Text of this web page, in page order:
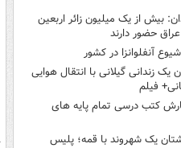
بیش از یک میلیون زائر اربعین
حضور دارند
آنفلوانزا در کشور
یک زندانی گیلانی با انتقال هوایی
فیلم
کتب درسی تمام پایه های
یک شهروند با قمه؛ پلیس